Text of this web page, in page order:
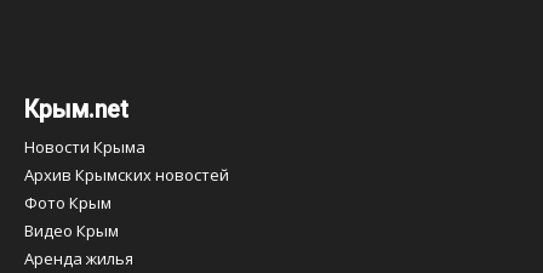
Крым.net
Новости Крыма
Архив Крымских новостей
Фото Крым
Видео Крым
Аренда жилья